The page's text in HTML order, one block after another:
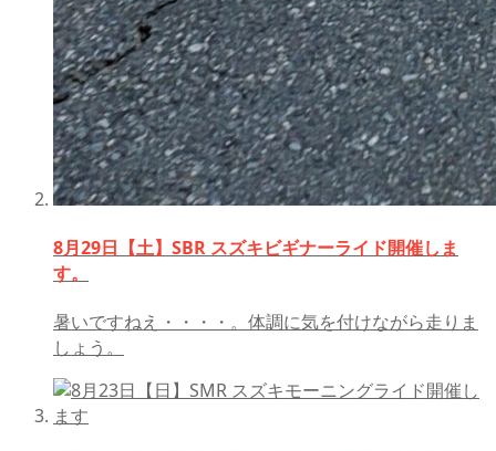
8月29日【土】SBR スズキビギナーライド開催しま
す。
暑いですねえ・・・・。体調に気を付けながら走りま
しょう。